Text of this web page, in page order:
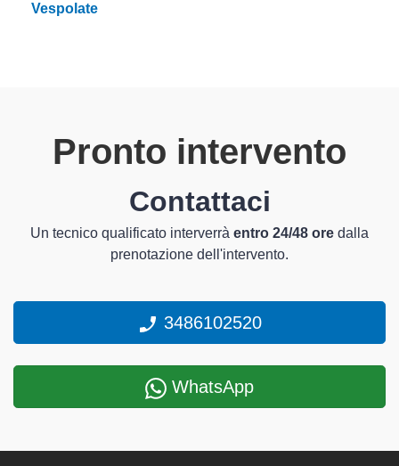
Vespolate
Pronto intervento
Contattaci
Un tecnico qualificato interverrà entro 24/48 ore dalla
prenotazione dell'intervento.
3486102520
WhatsApp